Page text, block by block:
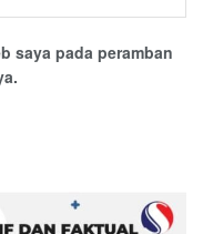
saya pada peramban